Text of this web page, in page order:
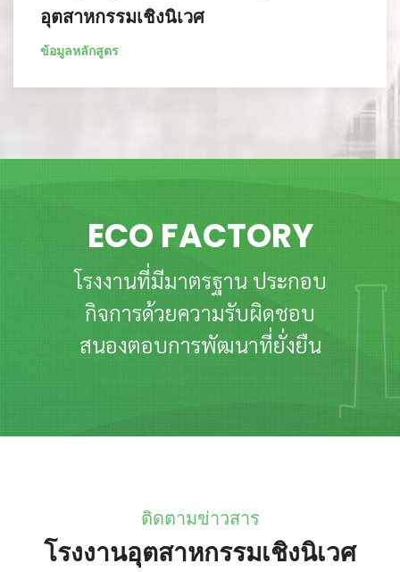
อุตสาหกรรมเชิงนิเวศ
ข้อมูลหลักสูตร
ECO FACTORY
โรงงานที่มีมาตรฐาน ประกอบ
กิจการด้วยความรับผิดชอบ
สนองตอบการพัฒนาที่ยั่งยืน
ติดตามข่าวสาร
โรงงานอุตสาหกรรมเชิงนิเวศ